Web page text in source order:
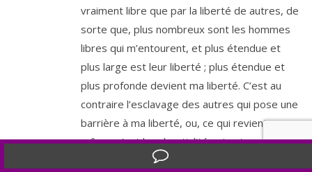
vrai­ment libre que par la liber­té de autres, de
sorte que, plus nom­breux sont les hommes
libres qui m’en­tourent, et plus éten­due et
plus large est leur liber­té ; plus éten­due et
plus pro­fonde devient ma liber­té. C’est au
contraire l’es­cla­vage des autres qui pose une
bar­rière à ma liber­té, ou, ce qui revient au
même, c’est leur bes­tia­li­té qui est une néga­
tion de mon huma­ni­té parce que, encore une